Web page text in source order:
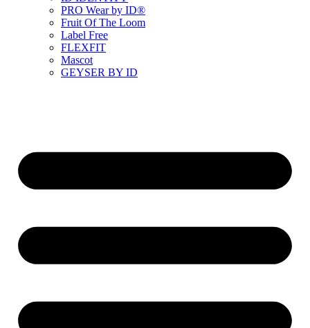
PRO Wear by ID®
Fruit Of The Loom
Label Free
FLEXFIT
Mascot
GEYSER BY ID